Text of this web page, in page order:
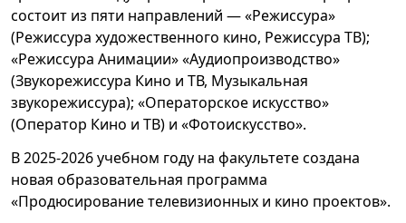
состоит из пяти направлений — «Режиссура»
(Режиссура художественного кино, Режиссура ТВ);
«Режиссура Анимации» «Аудиопроизводство»
(Звукорежиссура Кино и ТВ, Музыкальная
звукорежиссура); «Операторское искусство»
(Оператор Кино и ТВ) и «Фотоискусство».
В 2025-2026 учебном году на факультете создана
новая образовательная программа
«Продюсирование телевизионных и кино проектов».